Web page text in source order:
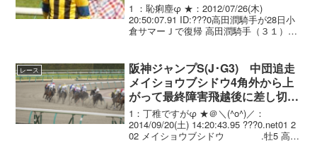
1 ：恥痢塵φ ★：2012/07/26(木)
20:50:07.91 ID:???0高田潤騎手が28日小
倉サマーＪで復帰 高田潤騎手（３１）が
週から調教騎乗を再開。２...
レース
阪神ジャンプS(J･G3) 中団追走
メイショウブシドウ4角外から上
がって最終障害飛越後に差し切り
重賞連勝！
1：丁稚ですがφ ★＠＼(^o^)／：
2014/09/20(土) 14:20:43.95 ???0.net01 2
02 メイショウブシドウ .牡5 高